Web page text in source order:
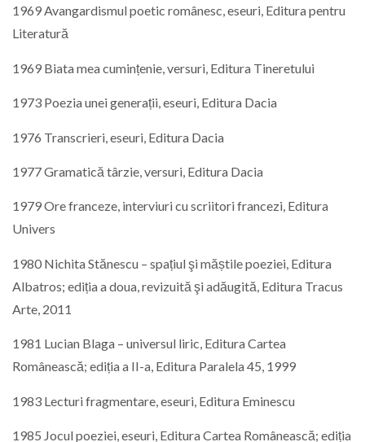
1969 Avangardismul poetic românesc, eseuri, Editura pentru
Literatură
1969 Biata mea cumințenie, versuri, Editura Tineretului
1973 Poezia unei generații, eseuri, Editura Dacia
1976 Transcrieri, eseuri, Editura Dacia
1977 Gramatică târzie, versuri, Editura Dacia
1979 Ore franceze, interviuri cu scriitori francezi, Editura
Univers
1980 Nichita Stănescu – spațiul şi măștile poeziei, Editura
Albatros; ediția a doua, revizuită şi adăugită, Editura Tracus
Arte, 2011
1981 Lucian Blaga – universul liric, Editura Cartea
Românească; ediția a II-a, Editura Paralela 45, 1999
1983 Lecturi fragmentare, eseuri, Editura Eminescu
1985 Jocul poeziei, eseuri, Editura Cartea Românească; ediția